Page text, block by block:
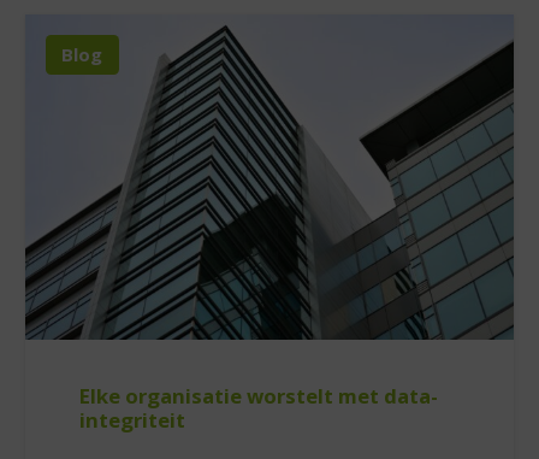
Blog
Elke organisatie worstelt met data-
integriteit